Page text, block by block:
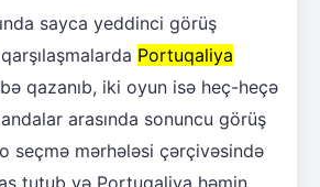
sayca yeddinci görüş
Portuqaliya
qazanıb, iki oyun isə heç-heçə
arasında sonuncu görüş
seçmə mərhələsi çərçivəsində